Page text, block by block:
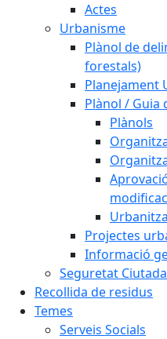
Actes
Urbanisme
Plànol de
forestals)
Planejament
Plànol / Guia
Plànols
Projectes
Informació
Seguretat
Recollida de residus
Temes
Serveis Socials